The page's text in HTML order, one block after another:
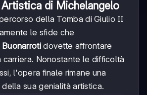
Artistica di Michelangelo
della Tomba di Giulio II
le sfide che
dovette affrontare
carriera. Nonostante le difficoltà
l'opera finale rimane una
sua genialità artistica.